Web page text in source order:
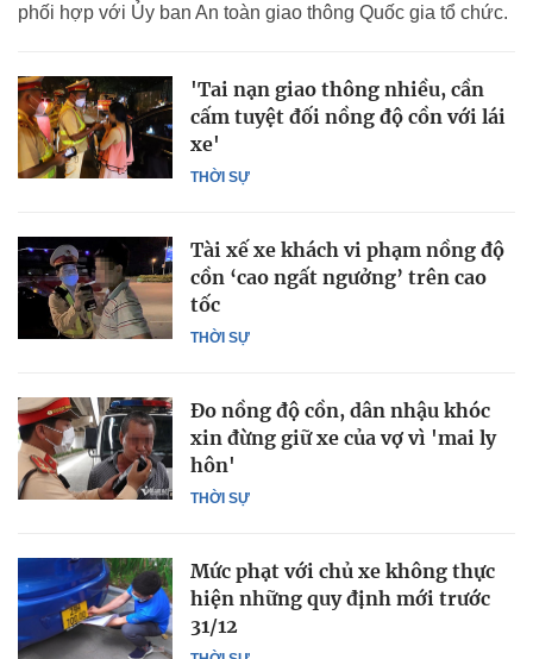
phối hợp với Ủy ban An toàn giao thông Quốc gia tổ chức.
THỜI SỰ
'Tai nạn giao thông nhiều, cần
cấm tuyệt đối nồng độ cồn với lái
xe'
THỜI SỰ
Tài xế xe khách vi phạm nồng độ
cồn ‘cao ngất ngưởng’ trên cao
tốc
THỜI SỰ
Đo nồng độ cồn, dân nhậu khóc
xin đừng giữ xe của vợ vì 'mai ly
hôn'
Mức phạt với chủ xe không thực
hiện những quy định mới trước
31/12